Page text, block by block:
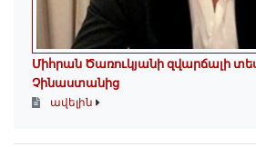
Միհրան Ծառուկյանի զվարճալի
Չինաստանից
ավելին